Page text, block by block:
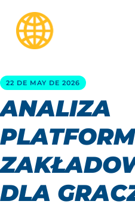
22 DE MAY DE 2026
ANALIZA
DLA